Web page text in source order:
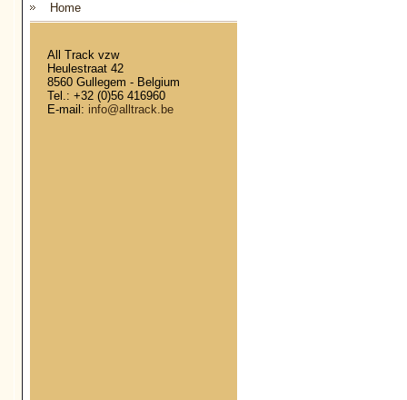
Home
All Track vzw
Heulestraat 42
8560 Gullegem - Belgium
Tel.: +32 (0)56 416960
E-mail: info@alltrack.be